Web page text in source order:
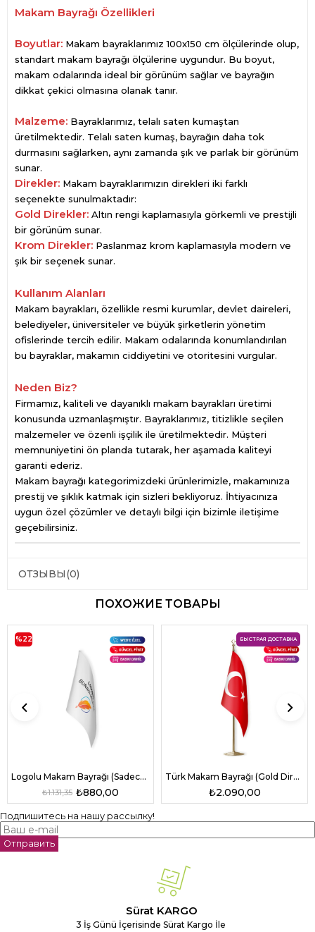
Makam Bayrağı Özellikleri
Boyutlar: Makam bayraklarımız 100x150 cm ölçülerinde olup,
standart makam bayrağı ölçülerine uygundur. Bu boyut,
makam odalarında ideal bir görünüm sağlar ve bayrağın
dikkat çekici olmasına olanak tanır.
Malzeme: Bayraklarımız, telalı saten kumaştan
üretilmektedir. Telalı saten kumaş, bayrağın daha tok
durmasını sağlarken, aynı zamanda şık ve parlak bir görünüm
sunar.
Direkler: Makam bayraklarımızın direkleri iki farklı
seçenekte sunulmaktadır:
Gold Direkler: Altın rengi kaplamasıyla görkemli ve prestijli
bir görünüm sunar.
Krom Direkler: Paslanmaz krom kaplamasıyla modern ve
şık bir seçenek sunar.
Kullanım Alanları
Makam bayrakları, özellikle resmi kurumlar, devlet daireleri,
belediyeler, üniversiteler ve büyük şirketlerin yönetim
ofislerinde tercih edilir. Makam odalarında konumlandırılan
bu bayraklar, makamın ciddiyetini ve otoritesini vurgular.
Neden Biz?
Firmamız, kaliteli ve dayanıklı makam bayrakları üretimi
konusunda uzmanlaşmıştır. Bayraklarımız, titizlikle seçilen
malzemeler ve özenli işçilik ile üretilmektedir. Müşteri
memnuniyetini ön planda tutarak, her aşamada kaliteyi
garanti ederiz.
Makam bayrağı kategorimizdeki ürünlerimizle, makamınıza
prestij ve şıklık katmak için sizleri bekliyoruz. İhtiyacınıza
uygun özel çözümler ve detaylı bilgi için bizimle iletişime
geçebilirsiniz.
ОТЗЫВЫ(0)
ПОХОЖИЕ ТОВАРЫ
Logolu Makam Bayrağı (Sadece Bayrak)
₺880,00
₺1.131,35
%22
Türk Makam Bayrağı (Gold Direkli)
₺2.090,00
БЫСТРАЯ ДОСТАВКА
Подпишитесь на нашу рассылку!
Отправить
Sürat KARGO
3 İş Günü İçerisinde Sürat Kargo İle